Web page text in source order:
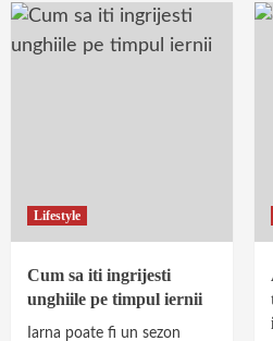
Lifestyle
Cum sa iti ingrijesti
unghiile pe timpul iernii
Iarna poate fi un sezon